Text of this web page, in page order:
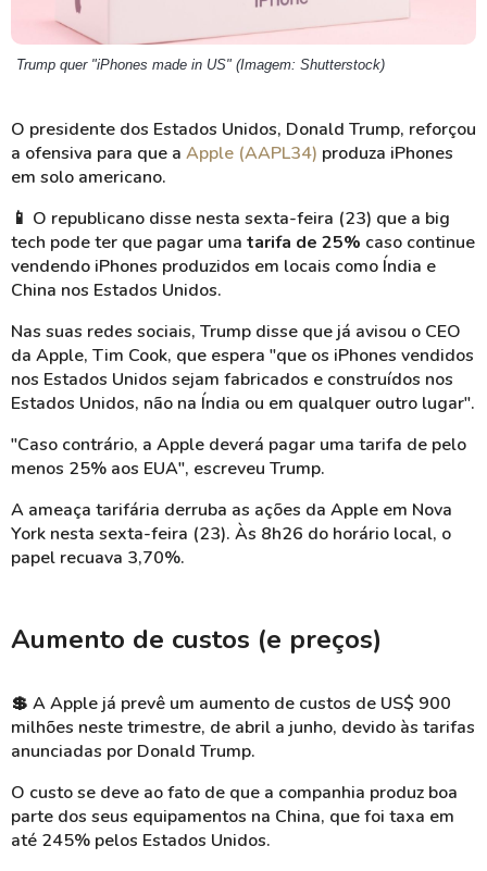
Trump quer "iPhones made in US" (Imagem: Shutterstock)
O presidente dos Estados Unidos, Donald Trump, reforçou
a ofensiva para que a Apple (AAPL34) produza iPhones
em solo americano.
📱 O republicano disse nesta sexta-feira (23) que a big
tech pode ter que pagar uma tarifa de 25% caso continue
vendendo iPhones produzidos em locais como Índia e
China nos Estados Unidos.
Nas suas redes sociais, Trump disse que já avisou o CEO
da Apple, Tim Cook, que espera "que os iPhones vendidos
nos Estados Unidos sejam fabricados e construídos nos
Estados Unidos, não na Índia ou em qualquer outro lugar".
"Caso contrário, a Apple deverá pagar uma tarifa de pelo
menos 25% aos EUA", escreveu Trump.
A ameaça tarifária derruba as ações da Apple em Nova
York nesta sexta-feira (23). Às 8h26 do horário local, o
papel recuava 3,70%.
Aumento de custos (e preços)
💲 A Apple já prevê um aumento de custos de US$ 900
milhões neste trimestre, de abril a junho, devido às tarifas
anunciadas por Donald Trump.
O custo se deve ao fato de que a companhia produz boa
parte dos seus equipamentos na China, que foi taxa em
até 245% pelos Estados Unidos.